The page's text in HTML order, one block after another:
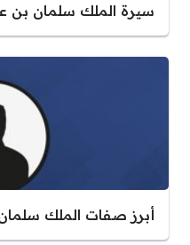
سيرة الملك سلمان بن
أبرز صفات الملك